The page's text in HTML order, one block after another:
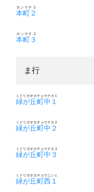
本町２
ホンマチ２
本町３
ホンマチ３
ま行
緑が丘町中１
ミドリガオカチョウナカ１
緑が丘町中２
ミドリガオカチョウナカ２
緑が丘町中３
ミドリガオカチョウナカ３
緑が丘町西１
ミドリガオカチョウニシ１